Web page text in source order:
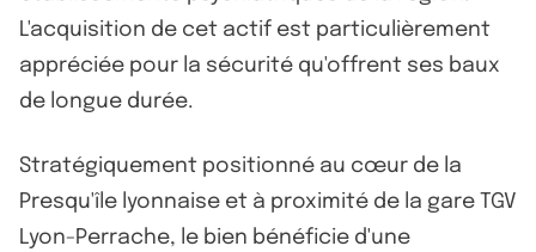
L'acquisition de cet actif est particulièrement
appréciée pour la sécurité qu'offrent ses baux
de longue durée.
Stratégiquement positionné au cœur de la
Presqu'île lyonnaise et à proximité de la gare TGV
Lyon-Perrache, le bien bénéficie d'une